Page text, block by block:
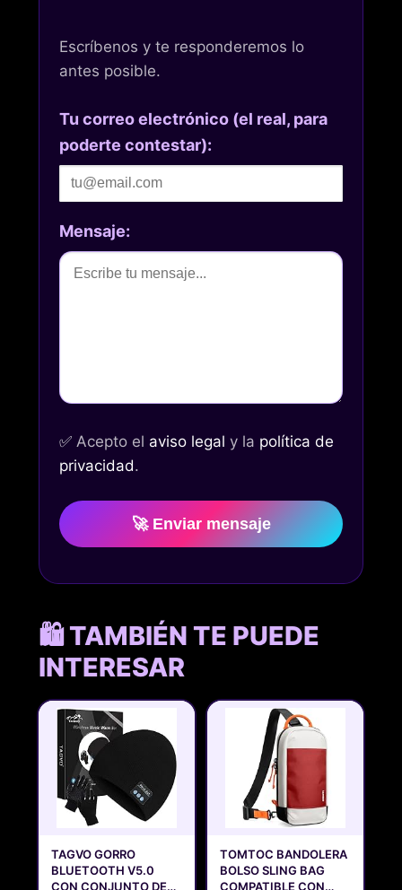
Escríbenos y te responderemos lo
antes posible.
Tu correo electrónico (el real, para
poderte contestar):
Mensaje:
✅ Acepto el aviso legal y la política de
privacidad.
🚀 Enviar mensaje
🛍️ TAMBIÉN TE PUEDE
INTERESAR
TAGVO GORRO
BLUETOOTH V5.0
CON CONJUNTO DE
TOMTOC BANDOLERA
BOLSO SLING BAG
COMPATIBLE CON